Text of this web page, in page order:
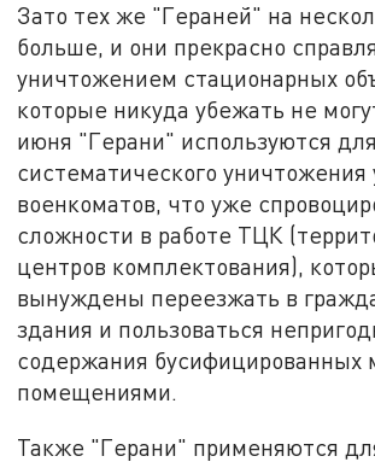
Зато тех же "Гераней" на
больше, и они прекрасно
уничтожением стационарных
которые никуда убежать не
июня "Герани" используются для
систематического уничтожения
военкоматов, что уже
сложности в работе ТЦК
центров комплектования),
вынуждены переезжать в
здания и пользоваться
содержания бусифицированных
помещениями.
Также "Герани" применяются